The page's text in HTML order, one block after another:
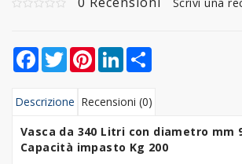
Facebook
TwitterPinterestLinkedIn
Descrizione Recensioni (0)
Vasca da 340 Litri con diametro mm
Capacità impasto Kg 200